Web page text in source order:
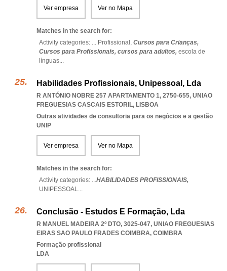
Ver empresa Ver no Mapa
Matches in the search for:
Activity categories: ... Profissional, Cursos para Crianças,
Cursos para Profissionais, cursos para adultos, escola de
línguas...
Habilidades Profissionais, Unipessoal, Lda
R ANTÓNIO NOBRE 257 APARTAMENTO 1, 2750-655, UNIAO
FREGUESIAS CASCAIS ESTORIL, LISBOA
Outras atividades de consultoria para os negócios e a gestão
UNIP
Ver empresa Ver no Mapa
Matches in the search for:
Activity categories: ...HABILIDADES PROFISSIONAIS,
UNIPESSOAL...
Conclusão - Estudos E Formação, Lda
R MANUEL MADEIRA 2º DTO, 3025-047, UNIAO FREGUESIAS
EIRAS SAO PAULO FRADES COIMBRA, COIMBRA
Formação profissional
LDA